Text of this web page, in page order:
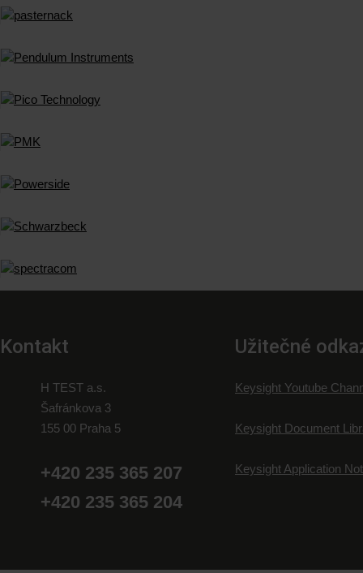
Kontakt
H TEST a.s.
Šafránkova 3
155 00 Praha 5
+420 235 365 207
+420 235 365 204
Užitečné
Keysight Youtube
Keysight Document
Keysight Application